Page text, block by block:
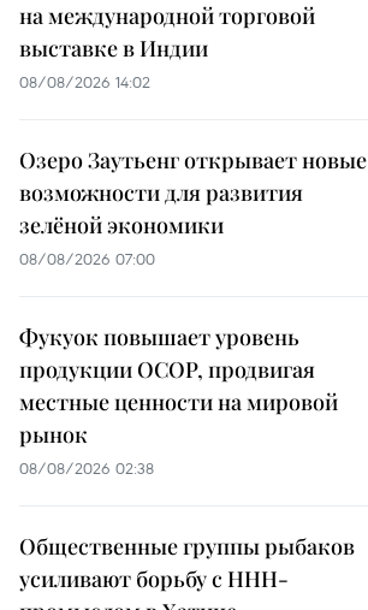
на международной торговой
выставке в Индии
08/08/2026 14:02
Озеро Заутьенг открывает новые
возможности для развития
зелёной экономики
08/08/2026 07:00
Фукуок повышает уровень
продукции OCOP, продвигая
местные ценности на мировой
рынок
08/08/2026 02:38
Общественные группы рыбаков
усиливают борьбу с ННН-